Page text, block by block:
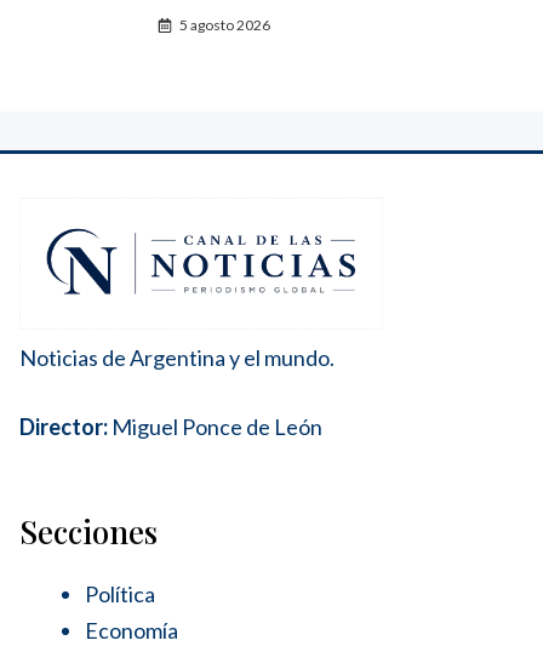
5 agosto 2026
Noticias de Argentina y el mundo.
Director: Miguel Ponce de León
Secciones
Política
Economía